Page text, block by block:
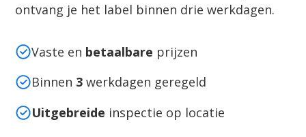
ontvang je het label binnen drie werkdagen.
Vaste en betaalbare prijzen
Binnen 3 werkdagen geregeld
Uitgebreide inspectie op locatie